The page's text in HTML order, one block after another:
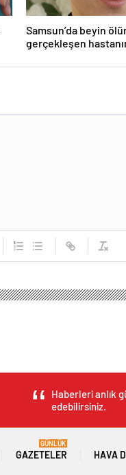
Samsun’da beyin
gerçekleşen
Haberleri anlık
edebilirsiniz.
GAZETELER
GÜNLÜK
HAVA